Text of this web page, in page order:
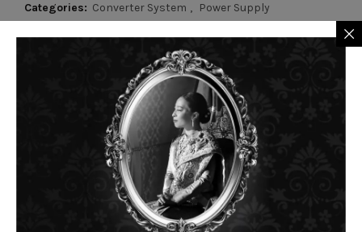
Categories: Converter System , Power Supply
Tag:Converter
RELATED PRODUCTS